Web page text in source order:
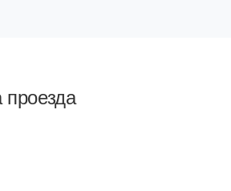
проезда